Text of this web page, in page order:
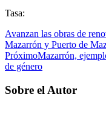
Tasa:
Avanzan las obras de
Mazarrón y Puerto de
PróximoMazarrón,
de género
Sobre el Autor